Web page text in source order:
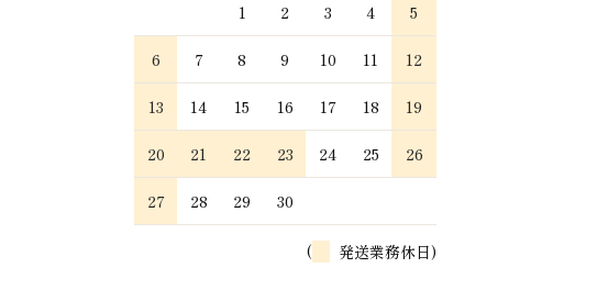
1 2 3 4 5
6 7 8 9 10 11 12
13 14 15 16 17 18 19
20 21 22 23 24 25 26
27 28 29 30
( 発送業務休日)